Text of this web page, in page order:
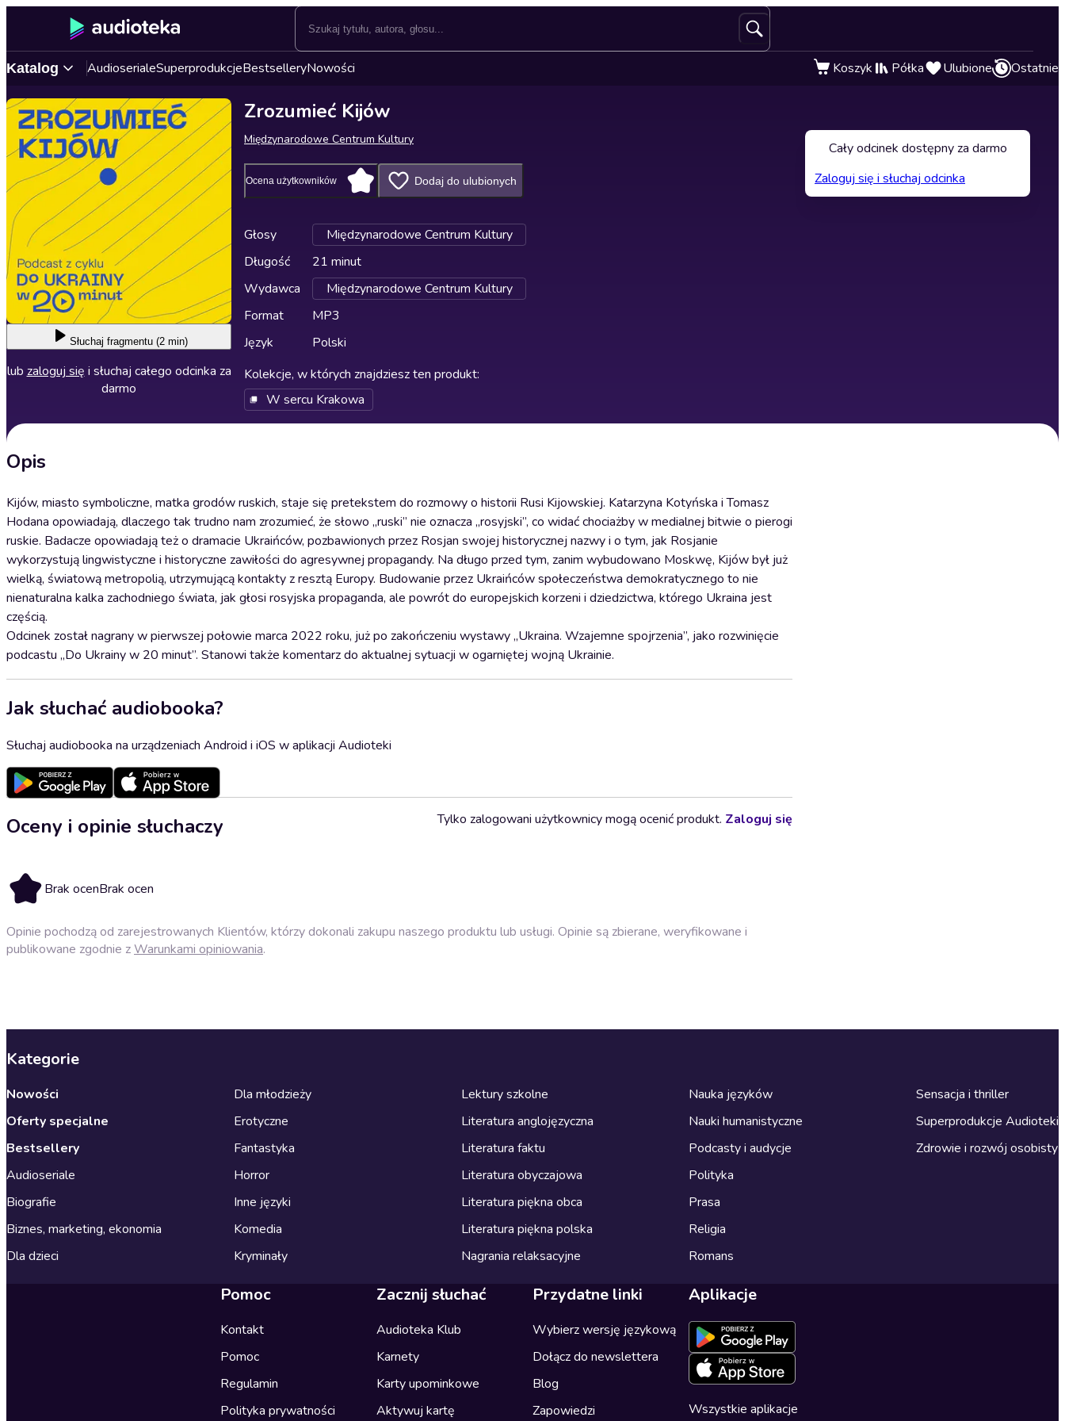
Katalog AudioserialeSuperprodukcjeBestselleryNowości Koszyk Półka Ulubione Ostatnie
Słuchaj fragmentu (2 min)
lub zaloguj się i słuchaj całego odcinka za
darmo
Zrozumieć Kijów
Międzynarodowe Centrum Kultury
Ocena użytkowników Dodaj do ulubionych
Głosy
Międzynarodowe Centrum Kultury
Długość
21 minut
Wydawca
Międzynarodowe Centrum Kultury
Format
MP3
Język
Polski
Kolekcje, w których znajdziesz ten produkt:
W sercu Krakowa
Opis
Kijów, miasto symboliczne, matka grodów ruskich, staje się pretekstem do rozmowy o historii Rusi Kijowskiej. Katarzyna Kotyńska i Tomasz
Hodana opowiadają, dlaczego tak trudno nam zrozumieć, że słowo „ruski” nie oznacza „rosyjski”, co widać chociażby w medialnej bitwie o pierogi
ruskie. Badacze opowiadają też o dramacie Ukraińców, pozbawionych przez Rosjan swojej historycznej nazwy i o tym, jak Rosjanie
wykorzystują lingwistyczne i historyczne zawiłości do agresywnej propagandy. Na długo przed tym, zanim wybudowano Moskwę, Kijów był już
wielką, światową metropolią, utrzymującą kontakty z resztą Europy. Budowanie przez Ukraińców społeczeństwa demokratycznego to nie
nienaturalna kalka zachodniego świata, jak głosi rosyjska propaganda, ale powrót do europejskich korzeni i dziedzictwa, którego Ukraina jest
częścią.
Odcinek został nagrany w pierwszej połowie marca 2022 roku, już po zakończeniu wystawy „Ukraina. Wzajemne spojrzenia”, jako rozwinięcie
podcastu „Do Ukrainy w 20 minut”. Stanowi także komentarz do aktualnej sytuacji w ogarniętej wojną Ukrainie.
Jak słuchać audiobooka?
Słuchaj audiobooka na urządzeniach Android i iOS w aplikacji Audioteki
Oceny i opinie słuchaczy
Brak ocenBrak ocen
Tylko zalogowani użytkownicy mogą ocenić produkt. Zaloguj się
Opinie pochodzą od zarejestrowanych Klientów, którzy dokonali zakupu naszego produktu lub usługi. Opinie są zbierane, weryfikowane i
publikowane zgodnie zWarunkami opiniowania.
Cały odcinek dostępny za darmo
Zaloguj się i słuchaj odcinka
Kategorie
Nowości
Oferty specjalne
Bestsellery
Audioseriale
Biografie
Biznes, marketing, ekonomia
Dla dzieci
Dla młodzieży
Erotyczne
Fantastyka
Horror
Inne języki
Komedia
Kryminały
Lektury szkolne
Literatura anglojęzyczna
Literatura faktu
Literatura obyczajowa
Literatura piękna obca
Literatura piękna polska
Nagrania relaksacyjne
Nauka języków
Nauki humanistyczne
Podcasty i audycje
Polityka
Prasa
Religia
Romans
Sensacja i thriller
Superprodukcje Audioteki
Zdrowie i rozwój osobisty
Pomoc
Kontakt
Pomoc
Regulamin
Polityka prywatności
Zacznij słuchać
Audioteka Klub
Karnety
Karty upominkowe
Aktywuj kartę
Przydatne linki
Wybierz wersję językową
Dołącz do newslettera
Blog
Zapowiedzi
Aplikacje
Wszystkie aplikacje